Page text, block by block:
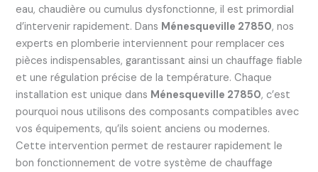
eau, chaudière ou cumulus dysfonctionne, il est primordial
d’intervenir rapidement. Dans Ménesqueville 27850, nos
experts en plomberie interviennent pour remplacer ces
pièces indispensables, garantissant ainsi un chauffage fiable
et une régulation précise de la température. Chaque
installation est unique dans Ménesqueville 27850, c’est
pourquoi nous utilisons des composants compatibles avec
vos équipements, qu’ils soient anciens ou modernes.
Cette intervention permet de restaurer rapidement le
bon fonctionnement de votre système de chauffage